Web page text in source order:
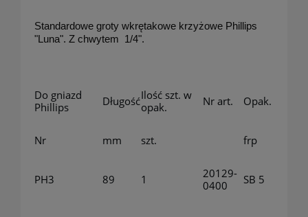
Standardowe groty wkrętakowe krzyżowe Phillips
"Luna". Z chwytem 1/4".
Do gniazd
Phillips
DługośćIlość szt. w
opak.
Nr art. Opak.
Nr mm szt. frp
PH3 89 1
20129-
0400
SB 5